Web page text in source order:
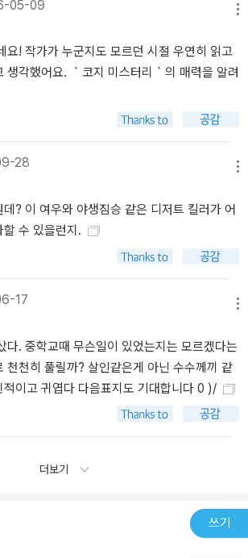
05-09
요! 작가가 누군지도 모르던 시절 우연히 읽고
생각했어요. ｀코지 미스터리｀의 매력을 알려
28
? 이 여우와 야생짐승 같은 디저트 킬러가 어
수 있을런지.
17
다. 중학교때 무슨일이 있었는지는 모르겠다는
천천히 풀릴까? 살인같은게 아닌 수수께끼 같
적이고 귀엽다 다음표지도 기대합니다 0 )/
더보기
쓰기